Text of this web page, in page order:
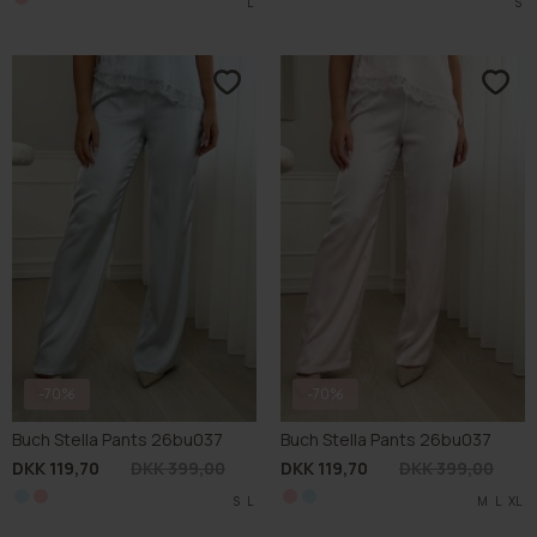
-70%
Buch Stella Pants 26bu037
DKK 119,70
S LXL
Buch Stella Pants 26bu037
DKK 119,70
M L XLL